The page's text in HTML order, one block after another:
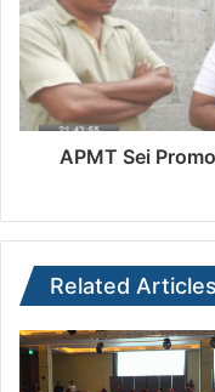
APMT Sei
Related Articles